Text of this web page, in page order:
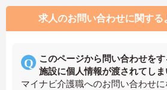
求人のお問い合わせに関する
このページから問い合わせを
施設に個人情報が渡されてしま
マイナビ介護職へのお問い合わせ